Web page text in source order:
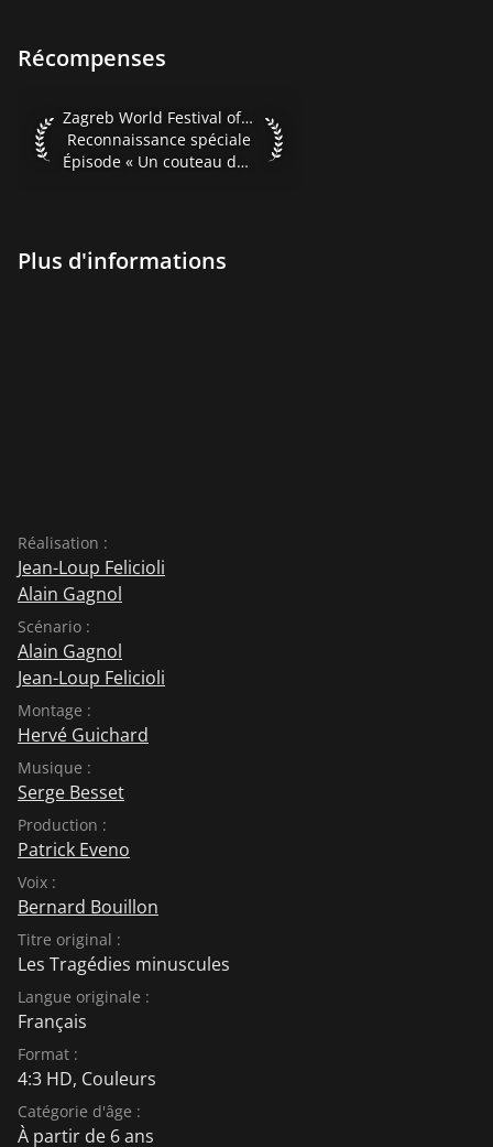
Récompenses
Zagreb World Festival of Animated Films 2002
Zagreb World Festival of Animated Films 2002
Reconnaissance spéciale
Épisode « Un couteau dans les fourchettes »
Plus d'informations
Réalisation :
Jean-Loup Felicioli
Alain Gagnol
Scénario :
Alain Gagnol
Jean-Loup Felicioli
Montage :
Hervé Guichard
Musique :
Serge Besset
Production :
Patrick Eveno
Voix :
Bernard Bouillon
Titre original :
Les Tragédies minuscules
Langue originale :
Français
Format :
4:3 HD, Couleurs
Catégorie d'âge :
À partir de 6 ans